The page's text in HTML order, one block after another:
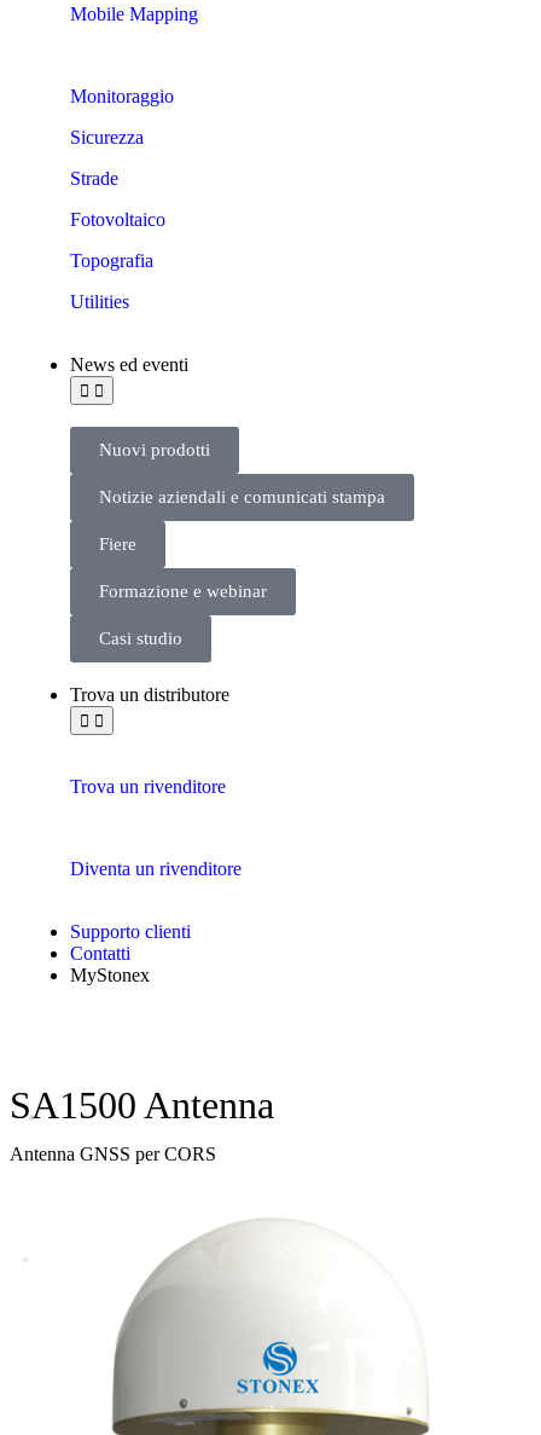
Mobile Mapping
Monitoraggio
Sicurezza
Strade
Fotovoltaico
Topografia
Utilities
News ed eventi
Nuovi prodotti
Notizie aziendali e comunicati stampa
Fiere
Formazione e webinar
Casi studio
Trova un distributore
Trova un rivenditore
Diventa un rivenditore
Supporto clienti
Contatti
MyStonex
SA1500 Antenna
Antenna GNSS per CORS